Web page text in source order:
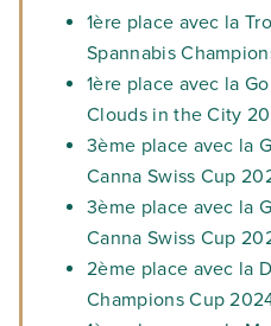
1ère place avec la
Spannabis
1ère place avec la
Clouds in the City
3ème place avec la
Canna Swiss Cup
3ème place avec la
Canna Swiss Cup
2ème place avec la
Champions Cup